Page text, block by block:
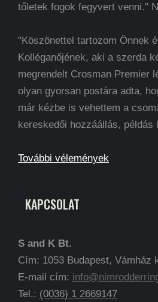
tőletek fogok fegyvert venni."
"Köszönettel tartozom Önnek
Kolléganőjének, aki a szerda
megrendelt Crosman Premier
olyan gyorsan postára adta,
már kézbe is vehettem a
kereskedői hozzáállás, példás
További vélemények
KAPCSOLAT
S and K Bt.
Cím: 1053 Budapest, Vámház
E-mail cím:
Tel.: (0036) 1 2669147